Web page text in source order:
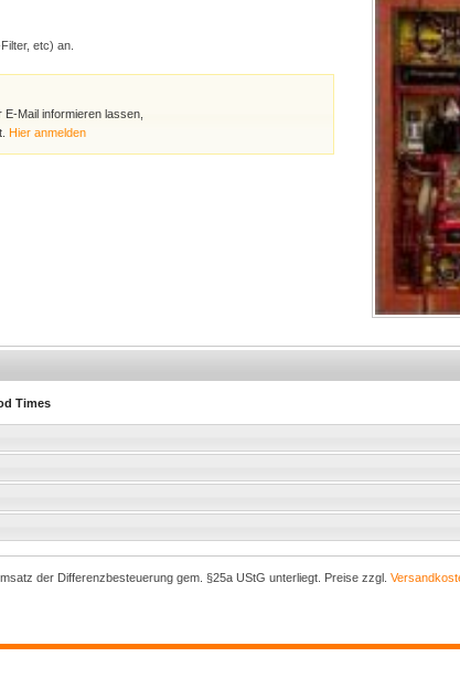
etc) an.
Mail informieren lassen,
Hier anmelden
Times
der Differenzbesteuerung gem. §25a UStG unterliegt. Preise zzgl.